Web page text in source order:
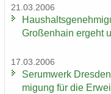
21.03.2006
Großenhain er­geht
17.03.2006
Ser­um­werk
mi­gung für die